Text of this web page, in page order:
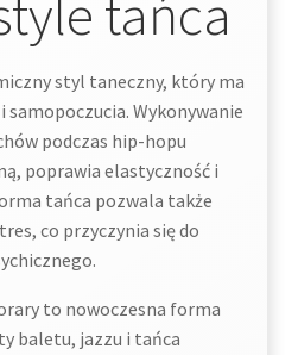
tańca
styl taneczny, który ma
Wykonywanie
podczas hip-hopu
poprawia elastyczność i
tańca pozwala także
co przyczynia się do
to nowoczesna forma
baletu, jazzu i tańca